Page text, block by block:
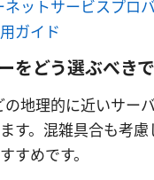
ットサービスプロ
ガイド
をどう選ぶべき
の地理的に近いサー
す。混雑具合も考
すめです。